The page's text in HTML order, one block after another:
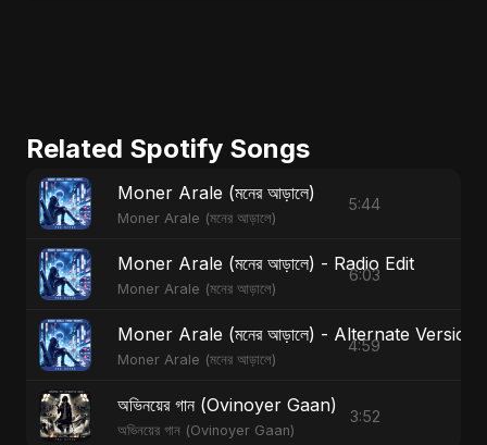
Related Spotify Songs
Moner Arale (মনের আড়ালে)
Moner Arale (মনের আড়ালে)
5:44
Moner Arale (মনের আড়ালে) - Radio Edit
Moner Arale (মনের আড়ালে)
6:03
Moner Arale (মনের আড়ালে) - Alternate Version
Moner Arale (মনের আড়ালে)
4:59
অভিনয়ের গান (Ovinoyer Gaan)
অভিনয়ের গান (Ovinoyer Gaan)
3:52